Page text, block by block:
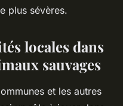
plus sévères.
locales dans
sauvages
et les autres